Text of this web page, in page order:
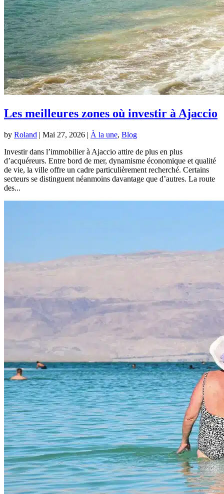
Les meilleures zones où investir à Ajaccio
by Roland | Mai 27, 2026 | À la une, Blog
Investir dans l’immobilier à Ajaccio attire de plus en plus
d’acquéreurs. Entre bord de mer, dynamisme économique et qualité
de vie, la ville offre un cadre particulièrement recherché. Certains
secteurs se distinguent néanmoins davantage que d’autres. La route
des...